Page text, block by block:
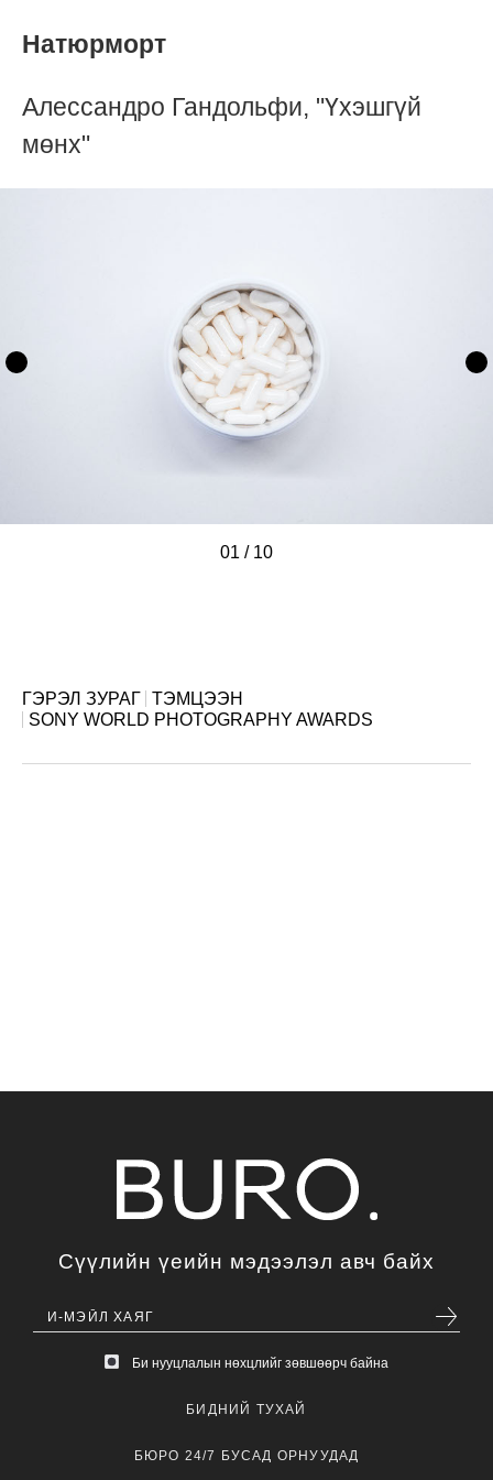
Натюрморт
Алессандро Гандольфи, "Үхэшгүй
мөнх"
01 / 10
/////////
ГЭРЭЛ ЗУРАГ ТЭМЦЭЭН
SONY WORLD PHOTOGRAPHY AWARDS
Сүүлийн үеийн мэдээлэл авч байх
Би нууцлалын нөхцлийг зөвшөөрч байна
БИДНИЙ ТУХАЙ
БЮРО 24/7 БУСАД ОРНУУДАД